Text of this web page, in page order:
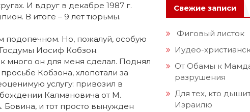
И вдруг в декабре 1987 г.
В итоге – 9 лет тюрьмы.
подопечном. Но, пожалуй, особую
Иосиф Кобзон.
много он для меня сделал. Поднял
Кобзона, хлопотали за
услугу: привозил в
Калмановича от М.
Бовина, и тот просто вынужден
Свежие записи
Фиговый листок
Иудео-
От Обамы к
разрушения
Для тех, кто
Израилю